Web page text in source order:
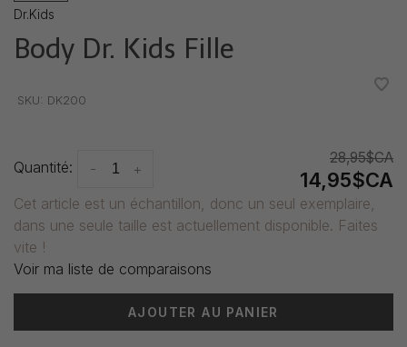
Dr.Kids
Body Dr. Kids Fille
SKU: DK200
Quantité: +
-
28,95$CA
14,95$CA
Cet article est un échantillon, donc un seul exemplaire,
dans une seule taille est actuellement disponible. Faites
vite !
Voir ma liste de comparaisons
AJOUTER AU PANIER